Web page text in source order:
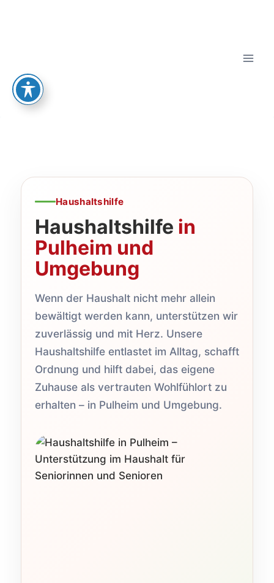
Haushaltshilfe
Haushaltshilfe in
Pulheim und
Umgebung
Wenn der Haushalt nicht mehr allein
bewältigt werden kann, unterstützen wir
zuverlässig und mit Herz. Unsere
Haushaltshilfe entlastet im Alltag, schafft
Ordnung und hilft dabei, das eigene
Zuhause als vertrauten Wohlfühlort zu
erhalten – in Pulheim und Umgebung.